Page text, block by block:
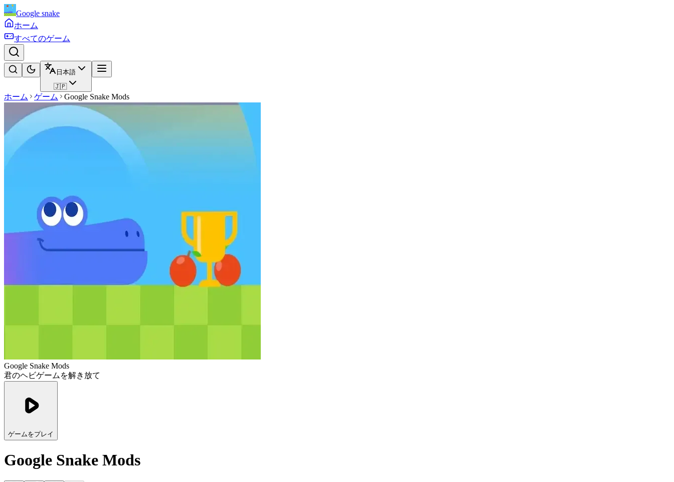
Google snake
ホーム
すべてのゲーム
日本語
🇯🇵
ホーム ゲーム Google Snake Mods
Google Snake Mods
君のヘビゲームを解き放て
ゲームをプレイ
Google Snake Mods